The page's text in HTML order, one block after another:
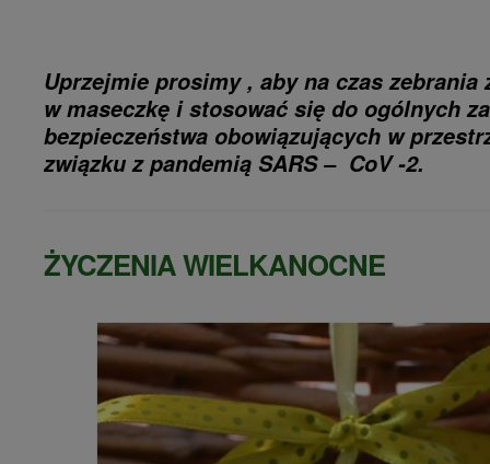
Uprzejmie prosimy , aby na czas zebrania
w maseczkę i stosować się do ogólnych
bezpieczeństwa obowiązujących w
związku z pandemią SARS – CoV -2.
ŻYCZENIA WIELKANOCNE